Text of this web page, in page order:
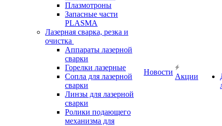
Плазмотроны
Запасные части
PLASMA
Лазерная сварка, резка и
очистка
Аппараты лазерной
сварки
Горелки лазерные
Сопла для лазерной
сварки
Линзы для лазерной
сварки
Ролики подающего
механизма для
Новости
Акции